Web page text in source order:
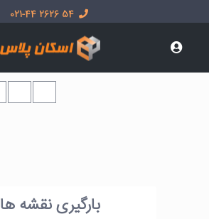
54 2626 021-44
بارگیری نقشه ها